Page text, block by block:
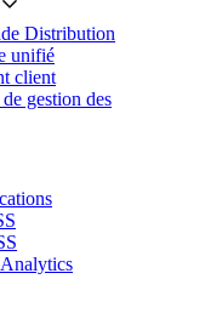
Distribution
unifié
client
gestion des